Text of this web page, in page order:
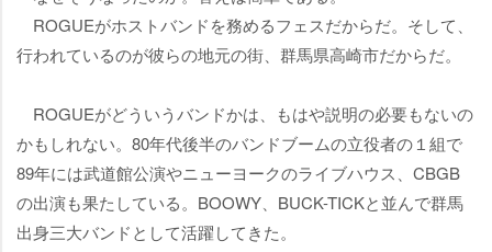
ROGUEがホストバンドを務めるフェスだからだ。そして、
行われているのが彼らの地元の街、群馬県高崎市だからだ。
ROGUEがどういうバンドかは、もはや説明の必要もないの
かもしれない。80年代後半のバンドブームの立役者の１組で
89年には武道館公演やニューヨークのライブハウス、CBGB
の出演も果たしている。BOOWY、BUCK-TICKと並んで群馬
出身三大バンドとして活躍してきた。